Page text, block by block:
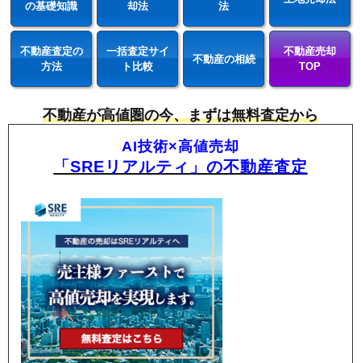
の基礎知識
却法
法
不動産査定の
方法
一括査定サイ
ト比較
不動産の相続
不動産売却
TOP
不動産が高値圏の今、まずは無料査定から
AI技術×高値売却
「SREリアルティ」の不動産査定